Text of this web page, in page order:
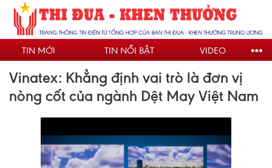
Nhảy
đến
nội
dungTIN MỚI TIN NỔI BẬT VIDEO
Vinatex: Khẳng định vai trò là đơn vị
nòng cốt của ngành Dệt May Việt Nam